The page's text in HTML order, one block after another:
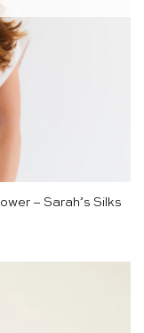
– Sarah’s Silks